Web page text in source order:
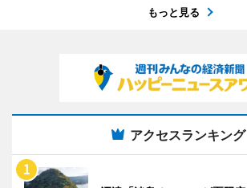
もっと見る
アクセスランキング